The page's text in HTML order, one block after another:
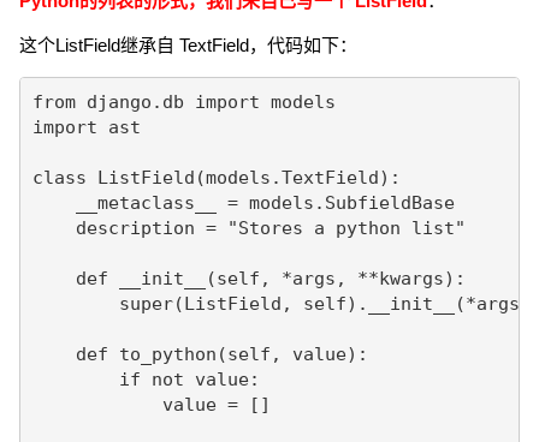
这个ListField继承自 TextField，代码如下：
from django.db import models
import ast
class ListField(models.TextField):
__metaclass__ = models.SubfieldBase
description = "Stores a python list"
def __init__(self, *args, **kwargs):
super(ListField, self).__init__(*args,
def to_python(self, value):
if not value:
value = []